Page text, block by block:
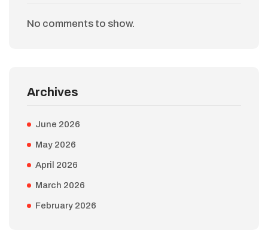
No comments to show.
Archives
June 2026
May 2026
April 2026
March 2026
February 2026